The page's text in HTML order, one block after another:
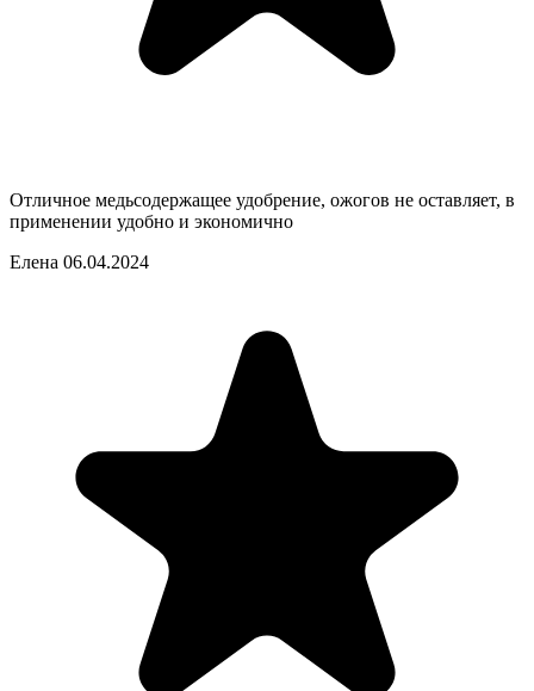
Отличное медьсодержащее удобрение, ожогов не оставляет, в
применении удобно и экономично
Елена 06.04.2024